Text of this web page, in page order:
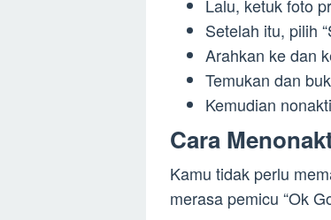
Lalu, ketuk foto
Setelah itu, pilih
Arahkan ke dan
Temukan dan
Kemudian
Cara
Kamu tidak perlu
merasa pemicu “Ok